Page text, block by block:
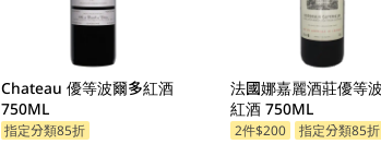
Chateau 優等波爾多紅酒
750ML
指定分類85折
法國娜嘉麗酒莊優等
紅酒 750ML
2件$200 指定分類85折